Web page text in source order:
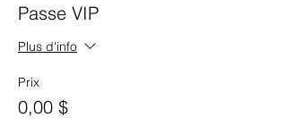
Passe VIP
Plus d'info
Prix
0,00 $